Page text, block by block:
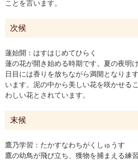
ことを言います。
次候
蓮始開：はすはじめてひらく
蓮の花が開き始める時期です。夏の夜明
日目には香りを放ちながら満開となりま
います。泥の中から美しい花を咲かせる
わしい花とされています。
末候
鷹乃学習：たかすなわちがくしゅうす
鷹の幼鳥が飛び立ち、獲物を捕まえる練